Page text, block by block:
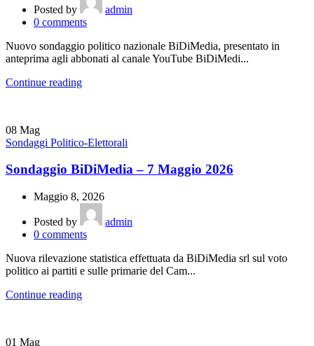
Posted by
admin
0 comments
Nuovo sondaggio politico nazionale BiDiMedia, presentato in
anteprima agli abbonati al canale YouTube BiDiMedi...
Continue reading
08 Mag
Sondaggi Politico-Elettorali
Sondaggio BiDiMedia – 7 Maggio 2026
Maggio 8, 2026
Posted by
admin
0 comments
Nuova rilevazione statistica effettuata da BiDiMedia srl sul voto
politico ai partiti e sulle primarie del Cam...
Continue reading
01 Mag